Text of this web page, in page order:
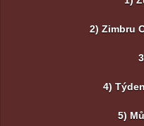
2) Zimbru
4)
5)